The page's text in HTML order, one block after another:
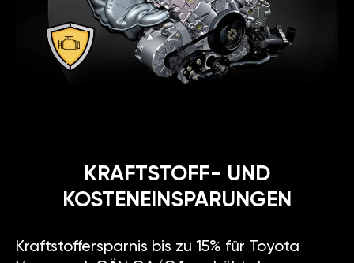
KRAFTSTOFF- UND
KOSTENEINSPARUNGEN
Kraftstoffersparnis bis zu 15% für Toyota